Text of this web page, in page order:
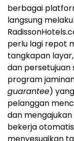
berbagai
langsung
perlu lagi repot
tangkapan
dan persetujuan
program
guarantee)
pelanggan
dan
bekerja